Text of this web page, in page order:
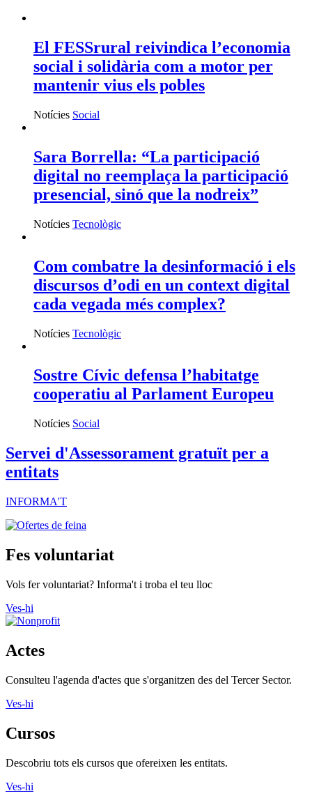
El FESSrural reivindica l’economia
social i solidària com a motor per
mantenir vius els pobles
Notícies Social
Sara Borrella: “La participació
digital no reemplaça la participació
presencial, sinó que la nodreix”
Notícies Tecnològic
Com combatre la desinformació i els
discursos d’odi en un context digital
cada vegada més complex?
Notícies Tecnològic
Sostre Cívic defensa l’habitatge
cooperatiu al Parlament Europeu
Notícies Social
Servei d'Assessorament gratuït per a
entitats
INFORMA'T
Fes voluntariat
Vols fer voluntariat? Informa't i troba el teu lloc
Ves-hi
Actes
Consulteu l'agenda d'actes que s'organitzen des del Tercer Sector.
Ves-hi
Cursos
Descobriu tots els cursos que ofereixen les entitats.
Ves-hi